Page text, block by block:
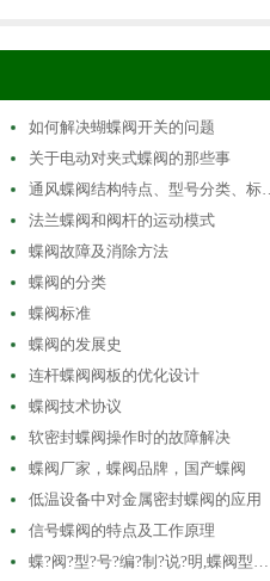
如何解决蝴蝶阀开关的问题
关于电动对夹式蝶阀的那些事
通风蝶阀结构特点、型号分类、标…
法兰蝶阀和阀杆的运动模式
蝶阀故障及消除方法
蝶阀的分类
蝶阀标准
蝶阀的发展史
连杆蝶阀阀板的优化设计
蝶阀技术协议
软密封蝶阀操作时的故障解决
蝶阀厂家，蝶阀品牌，国产蝶阀
低温设备中对金属密封蝶阀的应用
信号蝶阀的特点及工作原理
蝶?阀?型?号?编?制?说?明,蝶阀型…